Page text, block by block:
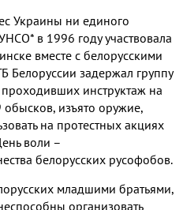
Украины ни единого
* в 1996 году участвовала
вместе с белорусскими
Белоруссии задержал группу
проходивших инструктаж на
обысков, изъято оружие,
на протестных акциях
воли –
белорусских русофобов.
младшими братьями,
организовать